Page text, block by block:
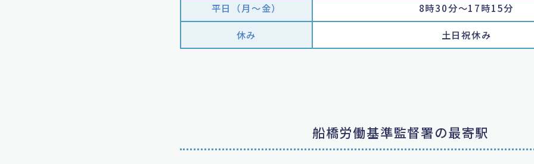
平日（月〜金） 8時30分～17時15分
休み 土日祝休み
船橋労働基準監督署の最寄駅